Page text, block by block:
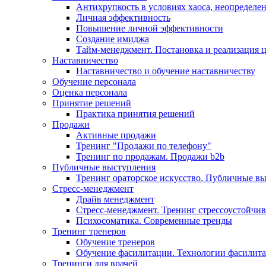
Антихрупкость в условиях хаоса,
Личная эффективность
Повышение личной эффективности
Создание имиджа
Тайм-менеджмент. Постановка и реализация
Наставничество
Наставничество и обучение наставничеству
Обучение персонала
Оценка персонала
Принятие решений
Практика принятия решений
Продажи
Активные продажи
Тренинг "Продажи по телефону"
Тренинг по продажам. Продажи b2b
Публичные выступления
Тренинг ораторское искусство. Публичные
Стресс-менеджмент
Драйв менеджмент
Стресс-менеджмент. Тренинг
Психосоматика. Современные тренды
Тренинг тренеров
Обучение тренеров
Обучение фасилитации. Технологии
Тренинги для врачей